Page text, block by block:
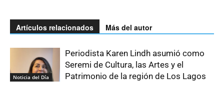
Artículos relacionados Más del autor
Noticia del Día
Periodista Karen Lindh asumió como
Seremi de Cultura, las Artes y el
Patrimonio de la región de Los Lagos